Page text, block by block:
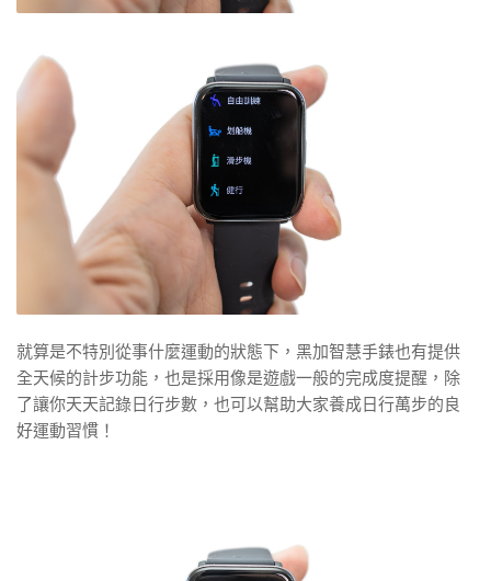
就算是不特別從事什麼運動的狀態下，黑加智慧手錶也有提供
全天候的計步功能，也是採用像是遊戲一般的完成度提醒，除
了讓你天天記錄日行步數，也可以幫助大家養成日行萬步的良
好運動習慣！